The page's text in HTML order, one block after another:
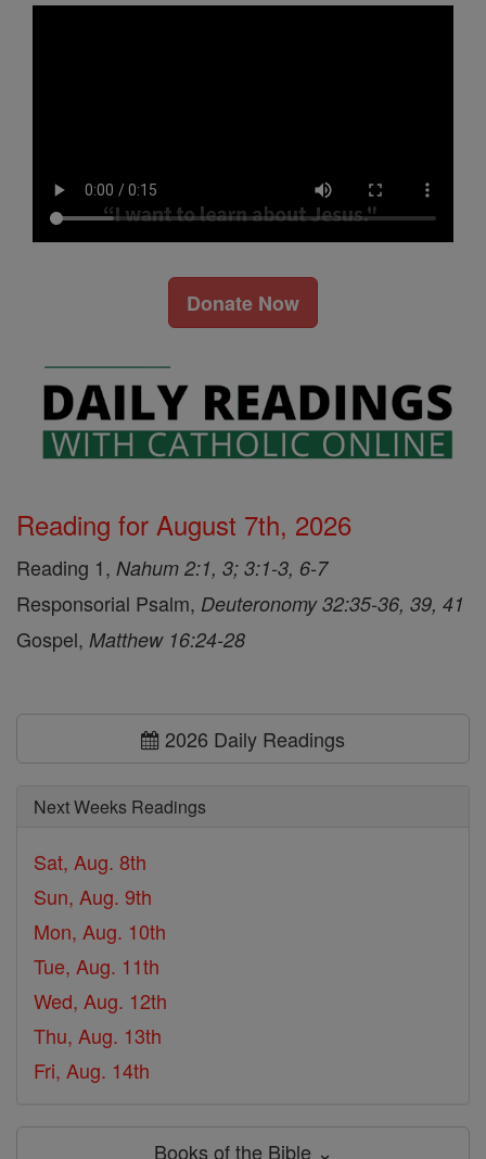
Donate Now
Reading for August 7th, 2026
Reading 1, Nahum 2:1, 3; 3:1-3, 6-7
Responsorial Psalm, Deuteronomy 32:35-36, 39, 41
Gospel, Matthew 16:24-28
2026 Daily Readings
Next Weeks Readings
Sat, Aug. 8th
Sun, Aug. 9th
Mon, Aug. 10th
Tue, Aug. 11th
Wed, Aug. 12th
Thu, Aug. 13th
Fri, Aug. 14th
Books of the Bible ⌄